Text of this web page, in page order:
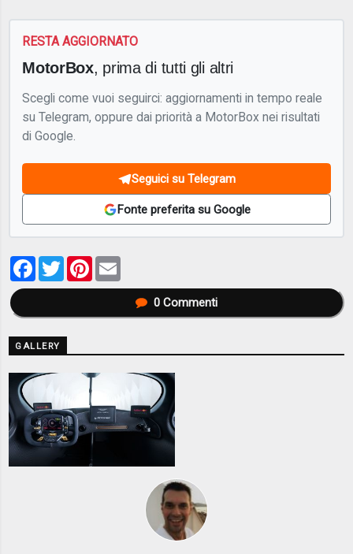
RESTA AGGIORNATO
MotorBox, prima di tutti gli altri
Scegli come vuoi seguirci: aggiornamenti in tempo reale
su Telegram, oppure dai priorità a MotorBox nei risultati
di Google.
Seguici su Telegram
Fonte preferita su Google
Facebook
TwitterPinterest
0Commenti
GALLERY